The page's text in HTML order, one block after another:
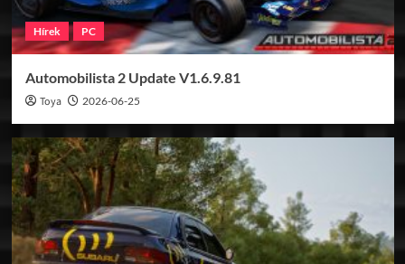
Hírek PC
Automobilista 2 Update V1.6.9.81
Toya 2026-06-25